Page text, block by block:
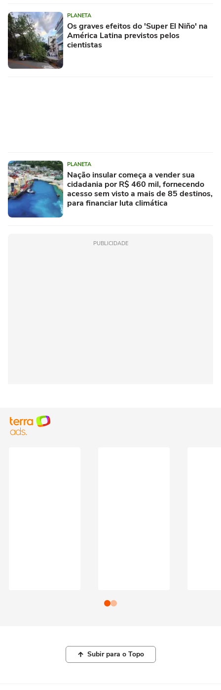
PLANETA
Os graves efeitos do 'Super El Niño' na
América Latina previstos pelos
cientistas
PLANETA
Nação insular começa a vender sua
cidadania por R$ 460 mil, fornecendo
acesso sem visto a mais de 85 destinos,
para financiar luta climática
PUBLICIDADE
Subir para o Topo